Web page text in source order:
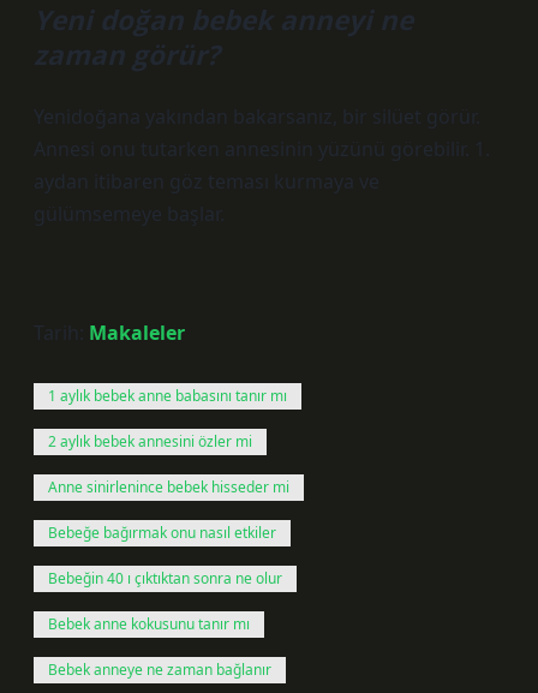
Yeni doğan bebek anneyi ne
zaman görür?
Yenidoğana yakından bakarsanız, bir silüet görür.
Annesi onu tutarken annesinin yüzünü görebilir. 1.
aydan itibaren göz teması kurmaya ve
gülümsemeye başlar.
Tarih: Makaleler
1 aylık bebek anne babasını tanır mı
2 aylık bebek annesini özler mi
Anne sinirlenince bebek hisseder mi
Bebeğe bağırmak onu nasıl etkiler
Bebeğin 40 ı çıktıktan sonra ne olur
Bebek anne kokusunu tanır mı
Bebek anneye ne zaman bağlanır